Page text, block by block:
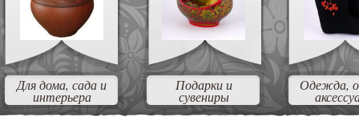
Для дома, сада и
интерьера
Подарки и
сувениры
Одежда,